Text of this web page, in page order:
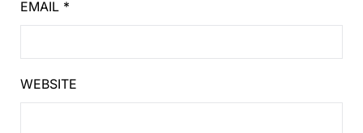
EMAIL *
WEBSITE